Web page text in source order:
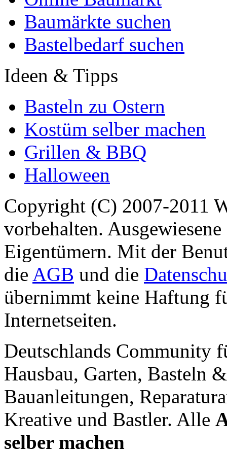
Baumärkte suchen
Bastelbedarf suchen
Ideen & Tipps
Basteln zu Ostern
Kostüm selber machen
Grillen & BBQ
Halloween
Copyright (C) 2007-2011
vorbehalten.
Eigentümern. Mit der
die AGB und die
übernimmt keine Haftung
Internetseiten.
Deutschlands Community
Hausbau, Garten, Basteln
Bauanleitungen,
Kreative und Bastler. Alle
selber machen